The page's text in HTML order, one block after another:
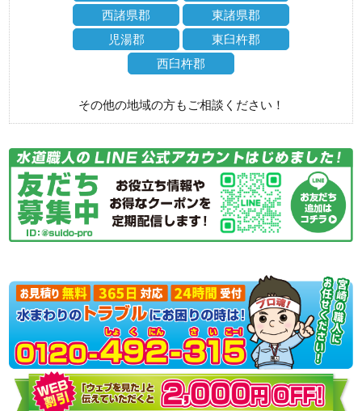
西諸県郡
東諸県郡
児湯郡
東臼杵郡
西臼杵郡
その他の地域の方もご相談ください！